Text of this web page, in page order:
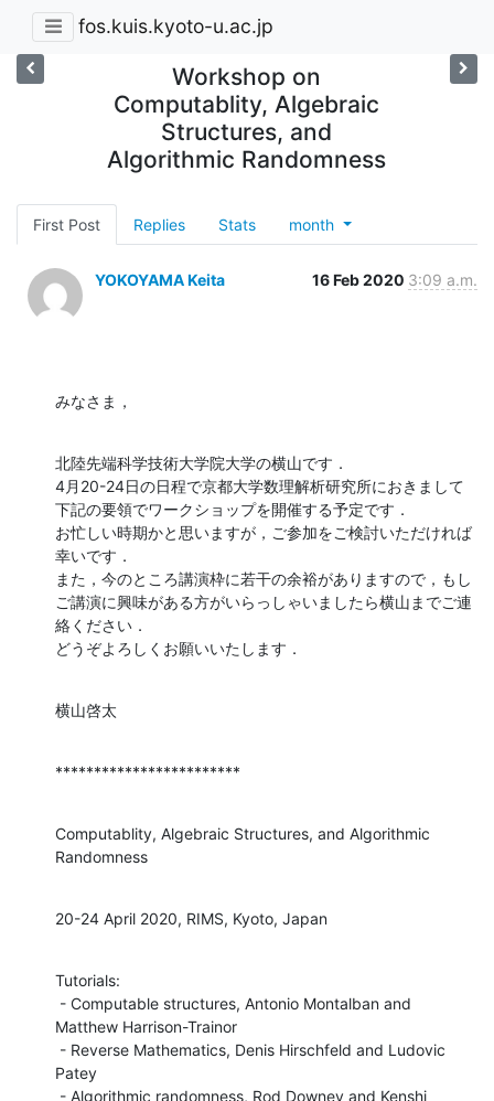
fos.kuis.kyoto-u.ac.jp
Workshop on
Computablity, Algebraic
Structures, and
Algorithmic Randomness
First Post Replies Stats month
YOKOYAMA Keita 16 Feb 2020 3:09 a.m.
みなさま，
北陸先端科学技術大学院大学の横山です．
4月20-24日の日程で京都大学数理解析研究所におきまして
下記の要領でワークショップを開催する予定です．
お忙しい時期かと思いますが，ご参加をご検討いただければ
幸いです．
また，今のところ講演枠に若干の余裕がありますので，もし
ご講演に興味がある方がいらっしゃいましたら横山までご連
絡ください．
どうぞよろしくお願いいたします．
横山啓太
************************
Computablity, Algebraic Structures, and Algorithmic
Randomness
20-24 April 2020, RIMS, Kyoto, Japan
Tutorials:
Matthew Harrison-Trainor
Patey